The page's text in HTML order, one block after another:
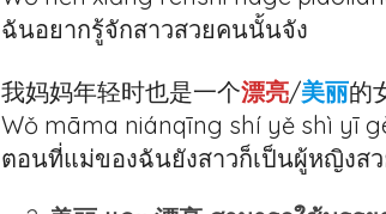
ฉันอยากรู้จักสาวสวยคนนั้นจัง
我妈妈年轻时也是一个漂亮/美丽的
Wǒ māma niánqīng shí yě shì yī
ตอนที่แม่ของฉันยังสาวก็เป็นผู้หญิงส